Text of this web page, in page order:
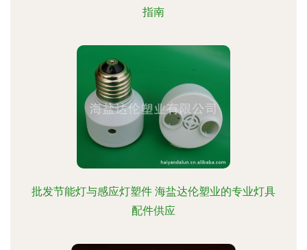
指南
批发节能灯与感应灯塑件 海盐达伦塑业的专业灯具
配件供应